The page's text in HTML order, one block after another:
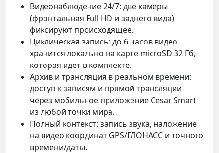
Видеонаблюдение 24/7: две камеры
(фронтальная Full HD и заднего вида)
фиксируют происходящее.
Циклическая запись: до 6 часов видео
хранится локально на карте microSD 32 Гб,
которая идет в комплекте.
Архив и трансляция в реальном времени:
доступ к записям и прямой трансляции
через мобильное приложение Cesar Smart
из любой точки мира.
Полный контекст: запись звука, наложение
на видео координат GPS/ГЛОНАСС и точного
времени/даты.